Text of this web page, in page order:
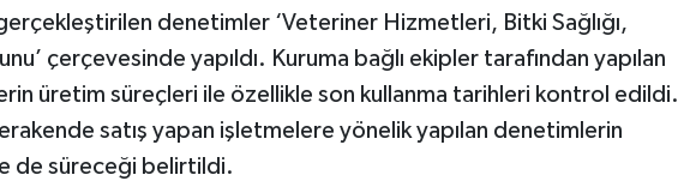
denetimler ‘Veteriner Hizmetleri, Bitki Sağlığı,
çerçevesinde yapıldı. Kuruma bağlı ekipler tarafından yapılan
üretim süreçleri ile özellikle son kullanma tarihleri kontrol edildi.
satış yapan işletmelere yönelik yapılan denetimlerin
de süreceği belirtildi.